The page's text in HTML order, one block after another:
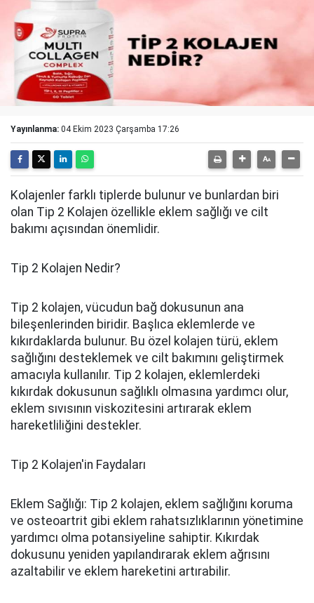
Yayınlanma: 04 Ekim 2023 Çarşamba 17:26
Kolajenler farklı tiplerde bulunur ve bunlardan biri
olan Tip 2 Kolajen özellikle eklem sağlığı ve cilt
bakımı açısından önemlidir.
Tip 2 Kolajen Nedir?
Tip 2 kolajen, vücudun bağ dokusunun ana
bileşenlerinden biridir. Başlıca eklemlerde ve
kıkırdaklarda bulunur. Bu özel kolajen türü, eklem
sağlığını desteklemek ve cilt bakımını geliştirmek
amacıyla kullanılır. Tip 2 kolajen, eklemlerdeki
kıkırdak dokusunun sağlıklı olmasına yardımcı olur,
eklem sıvısının viskozitesini artırarak eklem
hareketliliğini destekler.
Tip 2 Kolajen'in Faydaları
Eklem Sağlığı: Tip 2 kolajen, eklem sağlığını koruma
ve osteoartrit gibi eklem rahatsızlıklarının yönetimine
yardımcı olma potansiyeline sahiptir. Kıkırdak
dokusunu yeniden yapılandırarak eklem ağrısını
azaltabilir ve eklem hareketini artırabilir.